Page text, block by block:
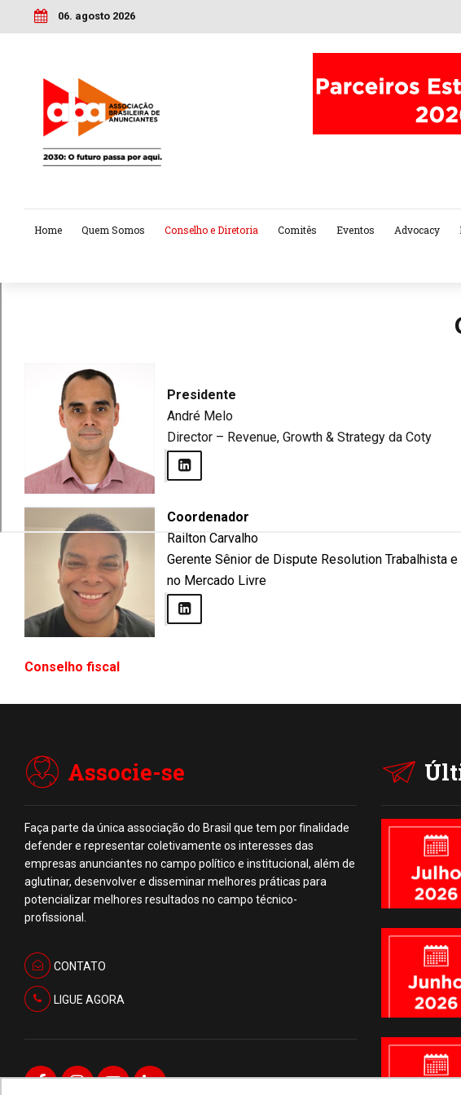
06. agosto 2026
Home Quem Somos Conselho e Diretoria Comitês Eventos Advocacy
Presidente
André Melo
Director – Revenue, Growth & Strategy da Coty
Coordenador
Railton Carvalho
Gerente Sênior de Dispute Resolution Trabalhista e
no Mercado Livre
Conselho fiscal
Associe-se
Faça parte da única associação do Brasil que tem por finalidade
defender e representar coletivamente os interesses das
empresas anunciantes no campo político e institucional, além de
aglutinar, desenvolver e disseminar melhores práticas para
potencializar melhores resultados no campo técnico-
profissional.
CONTATO
LIGUE AGORA